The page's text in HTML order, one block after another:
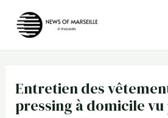
Entretien des
pressing à domicile vu